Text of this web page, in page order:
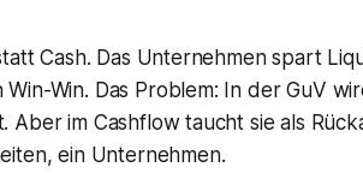
Cash. Das Unternehmen spart
Win. Das Problem: In der GuV
im Cashflow taucht sie als
ein Unternehmen.